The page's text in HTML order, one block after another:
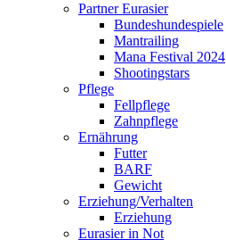
Partner Eurasier
Bundeshundespiele
Mantrailing
Mana Festival 2024
Shootingstars
Pflege
Fellpflege
Zahnpflege
Ernährung
Futter
BARF
Gewicht
Erziehung/Verhalten
Erziehung
Eurasier in Not